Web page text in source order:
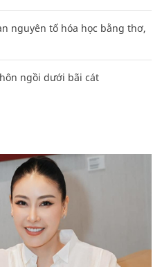
nguyên tố hóa học bằng thơ,
ngồi dưới bãi cát